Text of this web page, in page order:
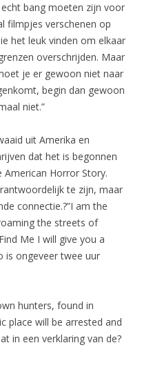
bang moeten zijn voor
filmpjes verschenen op
het leuk vinden om elkaar
overschrijden. Maar
je er gewoon niet naar
begin dan gewoon
niet.”
uit Amerika en
dat het is begonnen
American Horror Story.
te zijn, maar
connectie.?”I am the
the streets of
Me I will give you a
is ongeveer twee uur
hunters, found in
place will be arrested and
in een verklaring van de?